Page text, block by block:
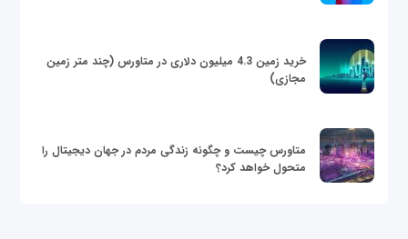
خرید زمین 4.3 میلیون دلاری در متاورس (چند متر زمین
مجازی)
متاورس چیست و چگونه زندگی مردم در جهان دیجیتال را
متحول خواهد کرد؟